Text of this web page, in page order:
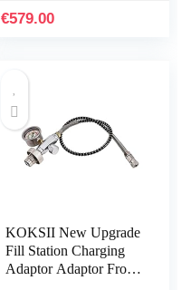
€579.00
KOKSII New Upgrade
Fill Station Charging
Adaptor Adaptor From